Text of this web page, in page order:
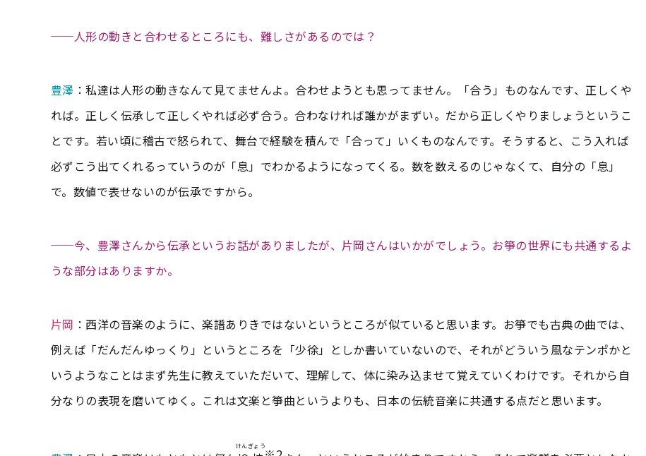
──人形の動きと合わせるところにも、難しさがあるのでは？
豊澤 ：私達は人形の動きなんて見てませんよ。合わせようとも思ってません。「合う」ものなんです、正しくや
れば。正しく伝承して正しくやれば必ず合う。合わなければ誰かがまずい。だから正しくやりましょうというこ
とです。若い頃に稽古で怒られて、舞台で経験を積んで「合って」いくものなんです。そうすると、こう入れば
必ずこう出てくれるっていうのが「息」でわかるようになってくる。数を数えるのじゃなくて、自分の「息」
で。数値で表せないのが伝承ですから。
──今、豊澤さんから伝承というお話がありましたが、片岡さんはいかがでしょう。お箏の世界にも共通するよ
うな部分はありますか。
片岡 ：西洋の音楽のように、楽譜ありきではないというところが似ていると思います。お箏でも古典の曲では、
例えば「だんだんゆっくり」というところを「少徐」としか書いていないので、それがどういう風なテンポかと
いうようなことはまず先生に教えていただいて、理解して、体に染み込ませて覚えていくわけです。それから自
分なりの表現を磨いてゆく。これは文楽と箏曲というよりも、日本の伝統音楽に共通する点だと思います。
けんぎょう